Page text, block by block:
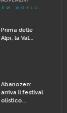
Prima delle
Alpi, la Val...
Abanozen:
arriva il festival
olistico...